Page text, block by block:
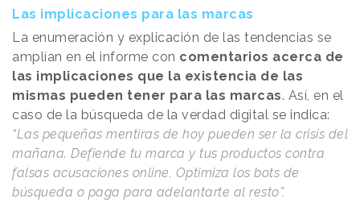
Las implicaciones para las marcas
La enumeración y explicación de las tendencias se
amplían en el informe con comentarios acerca de
las implicaciones que la existencia de las
mismas pueden tener para las marcas. Así, en el
caso de la búsqueda de la verdad digital se indica:
“Las pequeñas mentiras de hoy pueden ser la crisis del
mañana. Defiende tu marca y tus productos contra
falsas acusaciones online. Optimiza los bots de
búsqueda o paga para adelantarte al resto”.